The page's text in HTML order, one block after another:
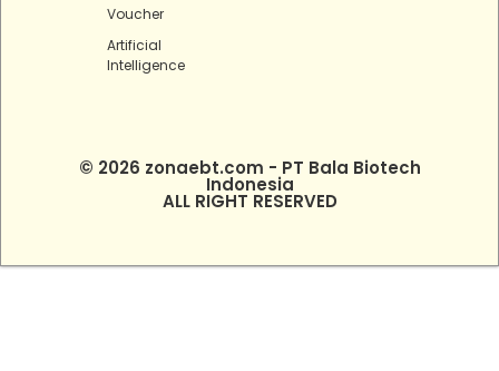
Voucher
Artificial
Intelligence
© 2026 zonaebt.com - PT Bala Biotech
Indonesia
ALL RIGHT RESERVED